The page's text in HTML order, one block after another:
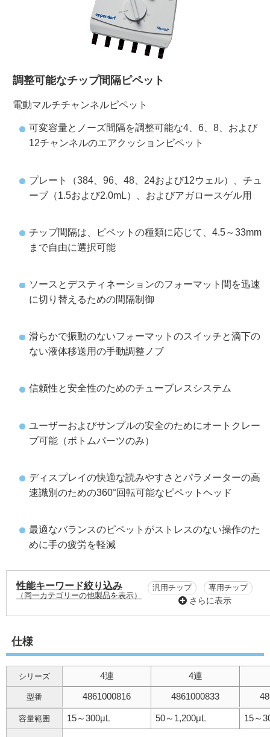
調整可能なチップ間隔ピペット
電動マルチチャンネルピペット
可変容量とノーズ間隔を調整可能な4、6、8、および
12チャンネルのエアクッションピペット
プレート（384、96、48、24および12ウェル）、チュ
ーブ（1.5および2.0mL）、およびアガロースゲル用
チップ間隔は、ピペットの種類に応じて、4.5～33mm
まで自由に選択可能
ソースとデスティネーションのフォーマット間を迅速
に切り替えるための間隔制御
滑らかで振動のないフォーマットのスイッチと滴下の
ない液体移送用の手動調整ノブ
信頼性と安全性のためのチューブレスシステム
ユーザーおよびサンプルの安全のためにオートクレー
ブ可能（ボトムパーツのみ）
ディスプレイの快適な読みやすさとパラメーターの高
速識別のための360°回転可能なピペットヘッド
最適なバランスのピペットがストレスのない操作のた
めに手の疲労を軽減
性能キーワード絞り込み
（同一カテゴリーの他製品を表示）
汎用チップ 専用チップ
間隔可変：あり
容量1ｍL以上あり
さらに表示
仕様
シリーズ 4連 4連
型番 4861000816 4861000833
容量範囲 15～300μL 50～1,200μL 15～
実験フローガイド
ワケンG オンラインショップ
薬研社 ホームページ